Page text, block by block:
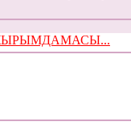
ТҰЖЫРЫМДАМАСЫ...